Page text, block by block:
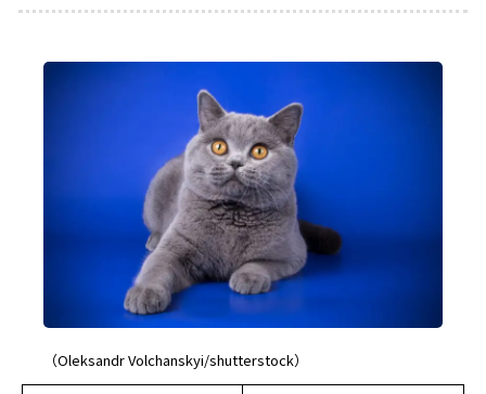
（Oleksandr Volchanskyi/shutterstock）